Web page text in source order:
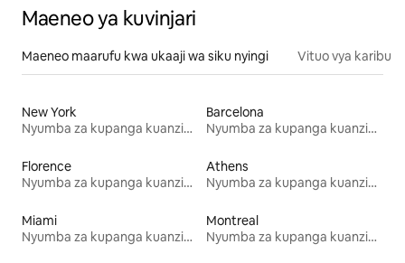
Maeneo ya kuvinjari
Maeneo maarufu kwa ukaaji wa siku nyingi Vituo vya karibu
New York
Nyumba za kupanga kuanzia mwezi mmoja
Barcelona
Nyumba za kupanga kuanzia mwezi mmoja
Florence
Nyumba za kupanga kuanzia mwezi mmoja
Athens
Nyumba za kupanga kuanzia mwezi mmoja
Miami
Nyumba za kupanga kuanzia mwezi mmoja
Montreal
Nyumba za kupanga kuanzia mwezi mmoja